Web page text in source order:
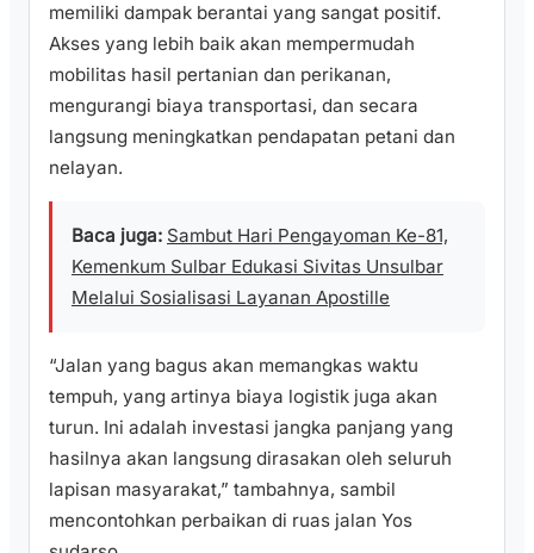
memiliki dampak berantai yang sangat positif.
Akses yang lebih baik akan mempermudah
mobilitas hasil pertanian dan perikanan,
mengurangi biaya transportasi, dan secara
langsung meningkatkan pendapatan petani dan
nelayan.
Baca juga: Sambut Hari Pengayoman Ke-81,
Kemenkum Sulbar Edukasi Sivitas Unsulbar
Melalui Sosialisasi Layanan Apostille
“Jalan yang bagus akan memangkas waktu
tempuh, yang artinya biaya logistik juga akan
turun. Ini adalah investasi jangka panjang yang
hasilnya akan langsung dirasakan oleh seluruh
lapisan masyarakat,” tambahnya, sambil
mencontohkan perbaikan di ruas jalan Yos